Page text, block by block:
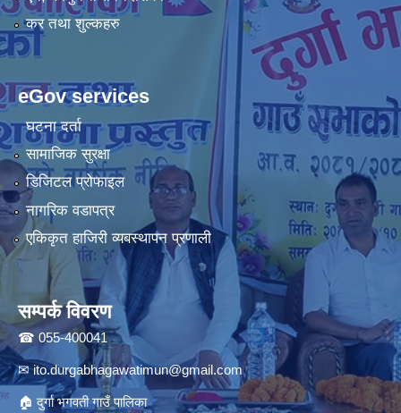
कर तथा शुल्कहरु
eGov services
घटना दर्ता
सामाजिक सुरक्षा
डिजिटल प्रोफाइल
नागरिक वडापत्र
एकिकृत हाजिरी व्यबस्थापन प्रणाली
सम्पर्क विवरण
☎ 055-400041
✉ito.durgabhagawatimun@gmail.com
🏠 दुर्गा भगवती गाउँ पालिका